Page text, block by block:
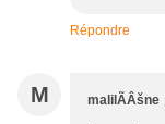
Répondre
M malilÃÂšne